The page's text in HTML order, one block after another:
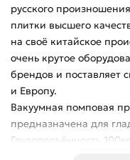
русского
плитки высшего
на своё китайское
очень крутое
брендов и
и Европу.
Вакуумная помповая
предназначена для
Грузоподъёмность